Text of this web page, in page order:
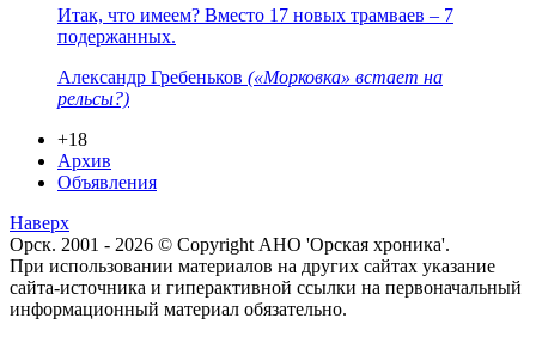
Итак, что имеем? Вместо 17 новых трамваев – 7
подержанных.
Александр Гребеньков («Морковка» встает на
рельсы?)
+18
Архив
Объявления
Наверх
Орск. 2001 - 2026 © Copyright АНО 'Орская хроника'.
При использовании материалов на других сайтах указание
сайта-источника и гиперактивной ссылки на первоначальный
информационный материал обязательно.